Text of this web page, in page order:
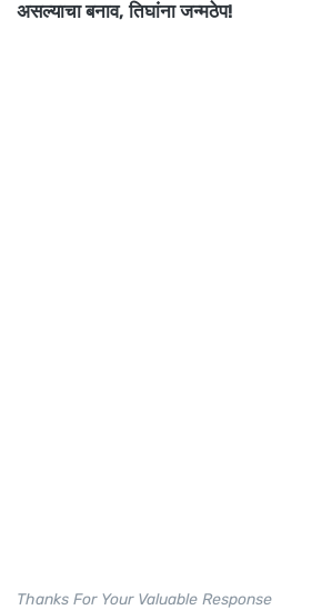
असल्याचा बनाव, तिघांना जन्मठेप!
Thanks For Your Valuable Response